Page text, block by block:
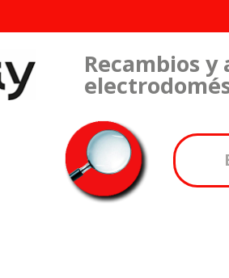
Recambios y